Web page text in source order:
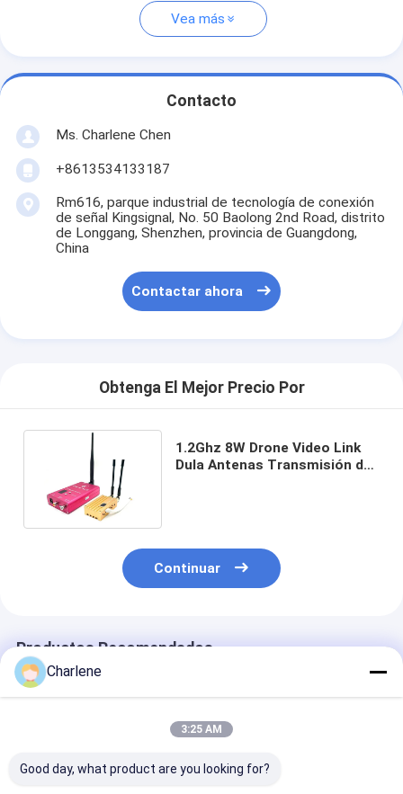
Vea más
Contacto
Ms. Charlene Chen
+8613534133187
Rm616, parque industrial de tecnología de conexión
de señal Kingsignal, No. 50 Baolong 2nd Road, distrito
de Longgang, Shenzhen, provincia de Guangdong,
China
Contactar ahora
Obtenga El Mejor Precio Por
1.2Ghz 8W Drone Video Link
Dula Antenas Transmisión de
Continuar
Productos Recomendados
Charlene
3:25 AM
Good day, what product are you looking for?